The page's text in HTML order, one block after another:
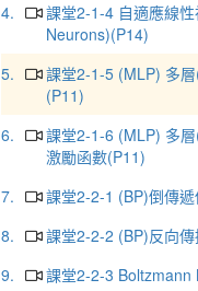
4.
課堂2-1-4 自適應線
Neurons)(P14)
5.
課堂2-1-5 (MLP) 多
(P11)
6.
課堂2-1-6 (MLP) 多
激勵函數(P11)
7.
課堂2-2-1 (BP)倒傳
8.
課堂2-2-2 (BP)反向
9.
課堂2-2-3 Boltzmann